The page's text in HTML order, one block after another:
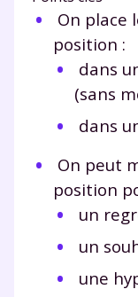
On place
position :
dans
(sans
dans
On peut
position p
un
un
une